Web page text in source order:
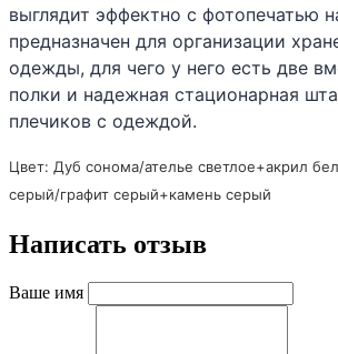
выглядит эффектно с фотопечатью
предназначен для организации
одежды, для чего у него есть две
полки и надежная стационарная
плечиков с одеждой.
Цвет: Дуб сонома/ателье светлое+акрил
серый/графит серый+камень серый
Написать отзыв
Ваше имя